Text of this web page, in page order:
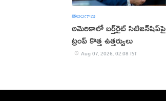
తెలంగాణ
అమెరికాలో బర్త్‌రైట్ సిటిజన్‌షిప్‌పై
ట్రంప్ కొత్త ఉత్తర్వులు
Aug 07, 2026, 02:08 IST